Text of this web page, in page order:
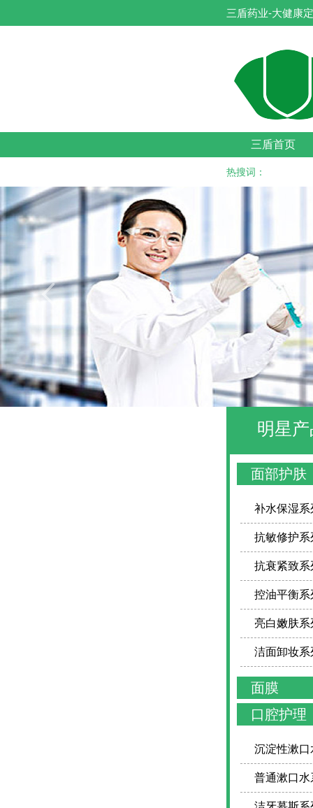
三盾药业-大健康
三盾首页
热搜词：
明星
面部护肤
补水保湿系
抗敏修护系
抗衰紧致系
控油平衡系
亮白嫩肤系
洁面卸妆系
面膜
口腔护理
沉淀性漱口
普通漱口水